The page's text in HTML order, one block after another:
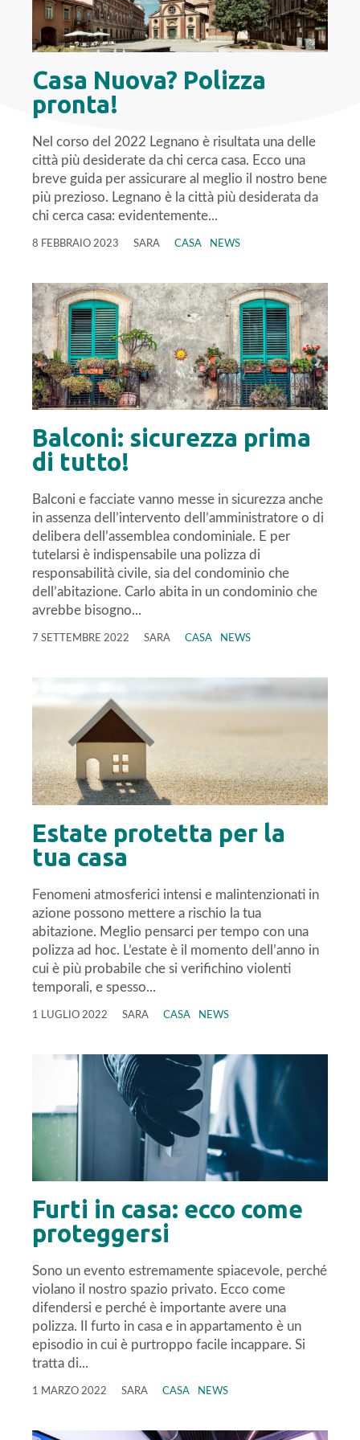
Casa Nuova? Polizza
pronta!
Nel corso del 2022 Legnano è risultata una delle
città più desiderate da chi cerca casa. Ecco una
breve guida per assicurare al meglio il nostro bene
più prezioso. Legnano è la città più desiderata da
chi cerca casa: evidentemente...
8 FEBBRAIO 2023 SARA CASA NEWS
Balconi: sicurezza prima
di tutto!
Balconi e facciate vanno messe in sicurezza anche
in assenza dell’intervento dell’amministratore o di
delibera dell’assemblea condominiale. E per
tutelarsi è indispensabile una polizza di
responsabilità civile, sia del condominio che
dell’abitazione. Carlo abita in un condominio che
avrebbe bisogno...
7 SETTEMBRE 2022 SARA CASA NEWS
Estate protetta per la
tua casa
Fenomeni atmosferici intensi e malintenzionati in
azione possono mettere a rischio la tua
abitazione. Meglio pensarci per tempo con una
polizza ad hoc. L’estate è il momento dell’anno in
cui è più probabile che si verifichino violenti
temporali, e spesso...
1 LUGLIO 2022 SARA CASA NEWS
Furti in casa: ecco come
proteggersi
Sono un evento estremamente spiacevole, perché
violano il nostro spazio privato. Ecco come
difendersi e perché è importante avere una
polizza. Il furto in casa e in appartamento è un
episodio in cui è purtroppo facile incappare. Si
tratta di...
1 MARZO 2022 SARA CASA NEWS